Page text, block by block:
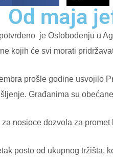
Od maja
je Oslobođenju u
kojih će svi morati
prošle godine usvojilo
Građanima su
nosioce dozvola za
posto od ukupnog